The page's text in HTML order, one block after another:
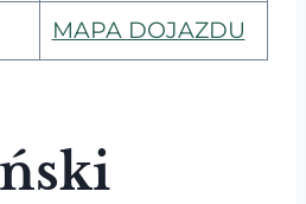
MAPA DOJAZDU